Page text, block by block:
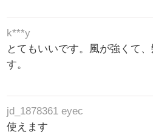
k***y
とてもいいです。風が強くて
す。
jd_1878361 eyec
使えます